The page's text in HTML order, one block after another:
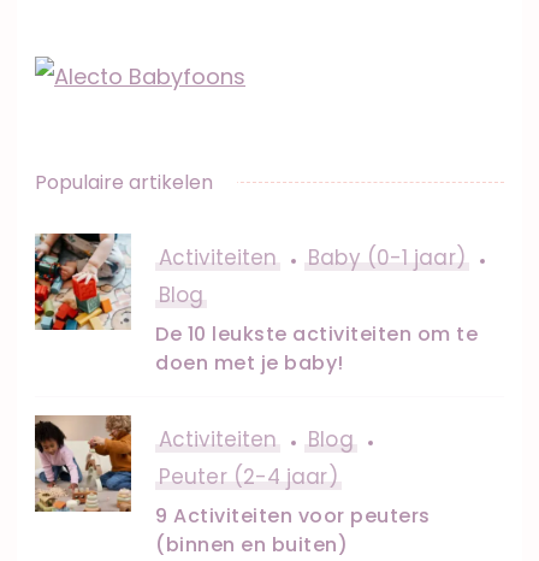
Populaire artikelen
Activiteiten
Baby (0-1 jaar)
Blog
De 10 leukste activiteiten om te
doen met je baby!
Activiteiten
Blog
Peuter (2-4 jaar)
9 Activiteiten voor peuters
(binnen en buiten)